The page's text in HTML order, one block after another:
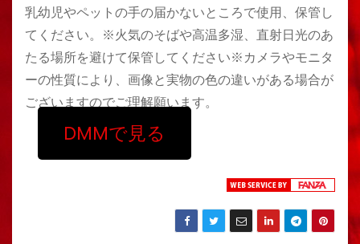
乳幼児やペットの手の届かないところで使用、保管し
てください。※火気のそばや高温多湿、直射日光のあ
たる場所を避けて保管してください※カメラやモニタ
ーの性質により、画像と実物の色の違いがある場合が
ございますのでご理解願います。
DMMで見る